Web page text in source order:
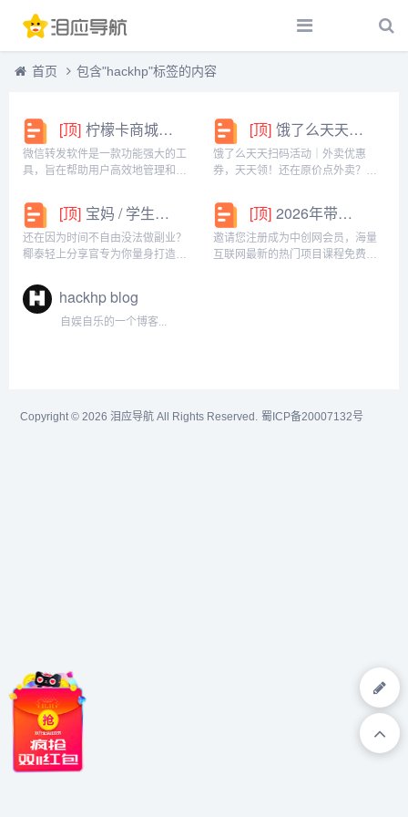
首页 包含"hackhp"标签的内容
[顶] 柠檬卡商城24h自动发卡平台虚拟商品激活码自助购买商城
微信转发软件是一款功能强大的工
具，旨在帮助用户高效地管理和操
能，包括一键转发、朋友圈转发和
微信抢红包等。一键转发软件使得
用户可以轻松地将消息、图片或其
他内容快速转发给多个...
[顶] 饿了么天天扫码活动｜外卖优惠券，天天领！
饿了么天天扫码活动｜外卖优惠
券，天天领！还在原价点外卖？你
码活动」，用微信扫一扫，就能领
外卖专属优惠券，先领券再下单，
省钱更划算！优惠覆盖全场景早餐
汉堡、午餐快餐、晚餐炸...
[顶] 宝妈 / 学生党看过来！椰泰轻上分享官，时间自由，在家也能赚
还在因为时间不自由没法做副业？
椰泰轻上分享官专为你量身打造！
是想赚生活费的学生党，都能在这
里找到适合自己的增收方式。成为
分享官，你可以自由安排时间：带
[顶] 2026年带你闷声赚大钱，轻松月赚1000+
邀请您注册成为中创网会员，海量
互联网最新的热门项目课程免费学
hackhp blog
自娱自乐的一个博客...
Copyright © 2026 泪应导航 All Rights Reserved. 蜀ICP备20007132号